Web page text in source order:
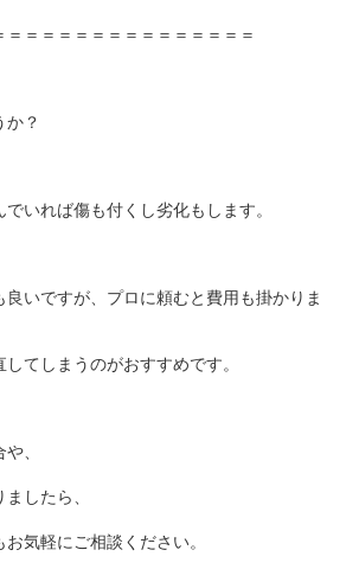
＝＝＝＝＝＝＝＝＝＝＝＝＝＝＝
か？
いれば傷も付くし劣化もします。
いですが、プロに頼むと費用も掛かりま
てしまうのがおすすめです。
、
したら、
気軽にご相談ください。